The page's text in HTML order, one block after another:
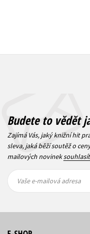
Budete to vědět
Zajímá Vás, jaký knižní hit
sleva, jaká běží soutěž o
mailových novinek
mailová
mailová
Vaše e-mailová adresa